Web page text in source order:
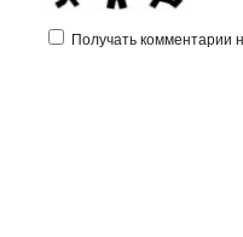
Получать комментарии